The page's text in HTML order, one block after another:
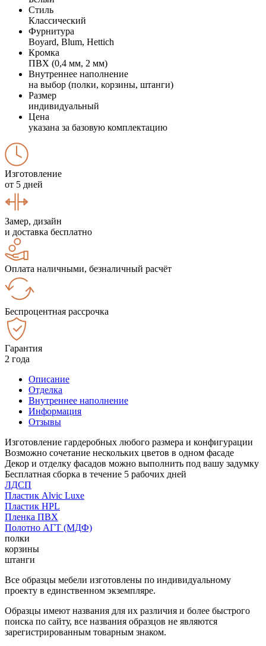
Стиль
Классический
Фурнитура
Boyard, Blum, Hettich
Кромка
ПВХ (0,4 мм, 2 мм)
Внутреннее наполнение
на выбор (полки, корзины, штанги)
Размер
индивидуальный
Цена
указана за базовую комплектацию
Изготовление
от 5 дней
Замер, дизайн
и доставка бесплатно
Оплата наличными, безналичный расчёт
Беспроцентная рассрочка
Гарантия
2 года
Описание
Отделка
Внутреннее наполнение
Информация
Отзывы
Изготовление гардеробных любого размера и конфигурации
Возможно сочетание нескольких цветов в одном фасаде
Декор и отделку фасадов можно выполнить под вашу задумку
Бесплатная сборка в течение 5 рабочих дней
ЛДСП
Пластик Alvic Luxe
Пластик HPL
Пленка ПВХ
Полотно АГТ (МДФ)
полки
корзины
штанги
Все образцы мебели изготовлены по индивидуальному
проекту в единственном экземпляре.
Образцы имеют названия для их различия и более быстрого
поиска по сайту, все названия образцов не являются
зарегистрированным товарным знаком.